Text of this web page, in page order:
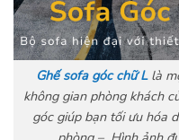
Ghế sofa góc chữ Llà
không gian phòng khách
góc giúp bạn tối ưu hóa